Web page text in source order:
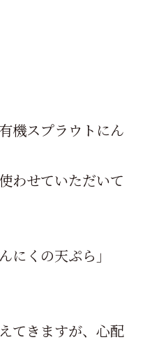
機スプラウトにん
わせていただいて
にくの天ぷら」
てきますが、心配